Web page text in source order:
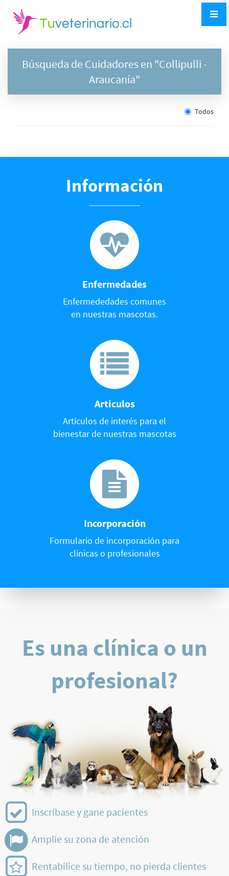
Búsqueda de Cuidadores en "Collipulli -
Araucanía"
Todos
Información
Enfermedades
Enfermededades comunes
en nuestras mascotas.
Articulos
Artículos de interés para el
bienestar de nuestras mascotas
Incorporación
Formulario de incorporación para
clínicas o profesionales
Es una clínica o un
profesional?
Inscríbase y gane pacientes
Amplíe su zona de atención
Rentabilice su tiempo, no pierda clientes